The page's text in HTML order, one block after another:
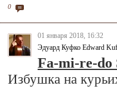
0
01 января 2018, 16:32
Эдуард Куфко Edward
Fa-mi-re-do
Избушка на